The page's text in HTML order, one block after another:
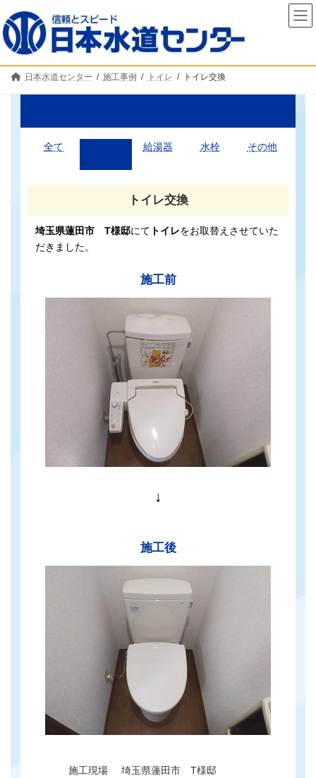
ン
テ
ン
へ
ビ
ゲ
ー
ョ
日本水道センター 施工事例 トイレ トイレ交換
全て 給湯器 水栓 その他
トイレ交換
埼玉県蓮田市 T様邸にて トイレをお取替えさせていた
だきました。
施工前
↓
施工後
施工現場
埼玉県蓮田市 T様邸